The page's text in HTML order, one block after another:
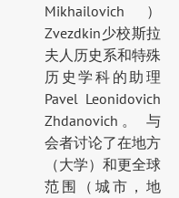
Mikhailovich）
Zvezdkin少校斯拉
夫人历史系和特殊
历史学科的助理
Pavel Leonidovich
Zhdanovich。 与
会者讨论了在地方
（大学）和更全球
范围（城市，地